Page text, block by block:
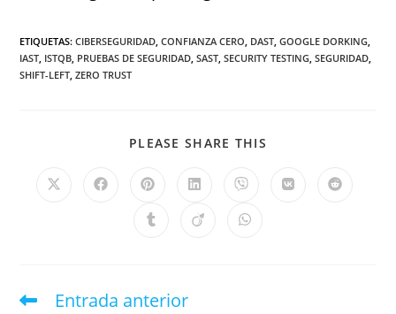
ETIQUETAS:CIBERSEGURIDAD, CONFIANZA CERO, DAST, GOOGLE DORKING,
IAST, ISTQB, PRUEBAS DE SEGURIDAD, SAST, SECURITY TESTING, SEGURIDAD,
SHIFT-LEFT, ZERO TRUST
PLEASE SHARE THIS
Entrada anterior